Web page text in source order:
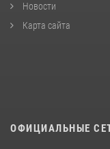
Новости
Карта сайта
ОФИЦИАЛЬНЫЕ